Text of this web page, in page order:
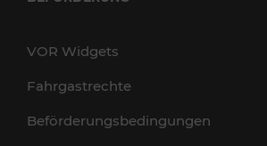
VOR Widgets
Fahrgastrechte
Beförderungsbedingungen